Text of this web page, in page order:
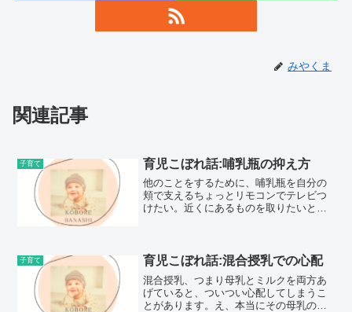
みやくま
関連記事
子育て 育児こぼれ話:哺乳瓶の抑え方
他のことをするために、哺乳瓶を自分の
頬で支えるちょっとリモコンでテレビつ
けたい。近くにあるものを取りたいとき
いてます(笑)
子育て 育児こぼれ話:混合授乳での心配
混合授乳、つまり母乳とミルクを両方あ
げていると、ついつい心配してしまうこ
とがあります。え、本当にその母乳の量